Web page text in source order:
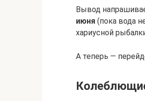
Вывод
июня (пока вода
хариусной
А теперь —